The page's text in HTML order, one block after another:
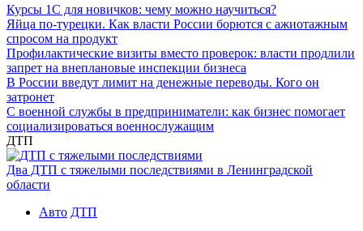
Курсы 1С для новичков: чему можно научиться?
Яйца по-турецки. Как власти России борются с ажиотажным
спросом на продукт
Профилактические визиты вместо проверок: власти продлили
запрет на внеплановые инспекции бизнеса
В России введут лимит на денежные переводы. Кого он
затронет
С военной службы в предприниматели: как бизнес помогает
социализироваться военнослужащим
ДТП
Два ДТП с тяжелыми последствиями в Ленинградской
области
Авто ДТП